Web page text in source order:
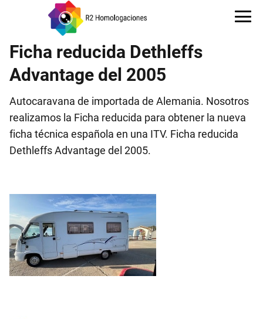
Ficha reducida Dethleffs
Advantage del 2005
Autocaravana de importada de Alemania. Nosotros
realizamos la Ficha reducida para obtener la nueva
ficha técnica española en una ITV. Ficha reducida
Dethleffs Advantage del 2005.